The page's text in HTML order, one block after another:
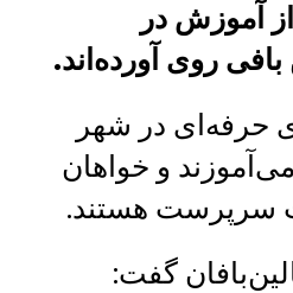
آموزش در
روی آورده‌اند.
حرفه‌ای در شهر
و خواهان
سرپرست هستند.
گفت: